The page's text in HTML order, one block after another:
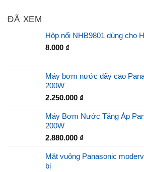
ĐÃ XEM
Hộp nổi NHB9801 dùng cho
8.000 ₫
Máy bơm nước đẩy cao
200W
2.250.000 ₫
Máy Bơm Nước Tăng Áp
200W
2.880.000 ₫
Măt vuông Panasonic
bị